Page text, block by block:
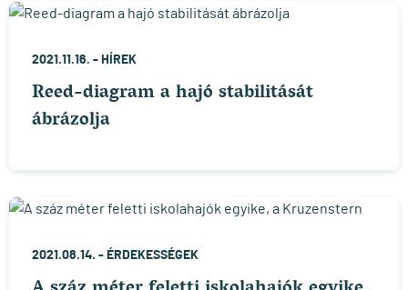
2021.11.16. - HÍREK
Reed-diagram a hajó stabilitását
ábrázolja
2021.08.14. - ÉRDEKESSÉGEK